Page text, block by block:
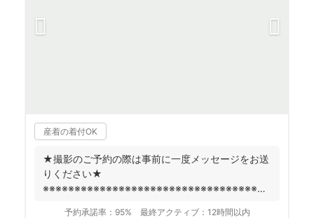
産着の着付OK
★撮影のご予約の際は事前に一度メッセージをお送
りください★
※※※※※※※※※※※※※※※※※※※※※※※※※※※※※※※※※※※※
予約承諾率： 95% 最終アクティブ： 12時間以内